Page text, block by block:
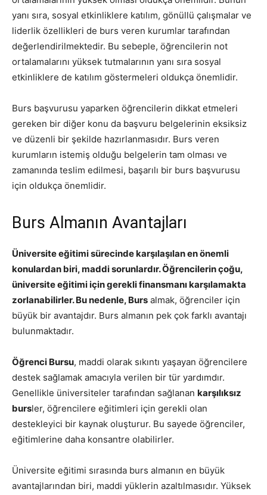
yanı sıra, sosyal etkinliklere katılım, gönüllü çalışmalar ve
liderlik özellikleri de burs veren kurumlar tarafından
değerlendirilmektedir. Bu sebeple, öğrencilerin not
ortalamalarını yüksek tutmalarının yanı sıra sosyal
etkinliklere de katılım göstermeleri oldukça önemlidir.
Burs başvurusu yaparken öğrencilerin dikkat etmeleri
gereken bir diğer konu da başvuru belgelerinin eksiksiz
ve düzenli bir şekilde hazırlanmasıdır. Burs veren
kurumların istemiş olduğu belgelerin tam olması ve
zamanında teslim edilmesi, başarılı bir burs başvurusu
için oldukça önemlidir.
Burs Almanın Avantajları
Üniversite eğitimi sürecinde karşılaşılan en önemli
konulardan biri, maddi sorunlardır. Öğrencilerin çoğu,
üniversite eğitimi için gerekli finansmanı karşılamakta
zorlanabilirler. Bu nedenle, Burs almak, öğrenciler için
büyük bir avantajdır. Burs almanın pek çok farklı avantajı
bulunmaktadır.
Öğrenci Bursu, maddi olarak sıkıntı yaşayan öğrencilere
destek sağlamak amacıyla verilen bir tür yardımdır.
Genellikle üniversiteler tarafından sağlanan karşılıksız
bursler, öğrencilere eğitimleri için gerekli olan
destekleyici bir kaynak oluşturur. Bu sayede öğrenciler,
eğitimlerine daha konsantre olabilirler.
Üniversite eğitimi sırasında burs almanın en büyük
avantajlarından biri, maddi yüklerin azaltılmasıdır. Yüksek